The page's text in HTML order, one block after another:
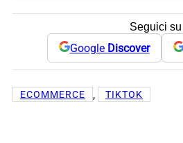
Seguici su
Google Discover
ECOMMERCE , TIKTOK